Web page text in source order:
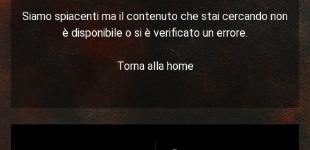
Siamo spiacenti ma il contenuto che stai cercando non
è disponibile o si è verificato un errore.
Torna alla home